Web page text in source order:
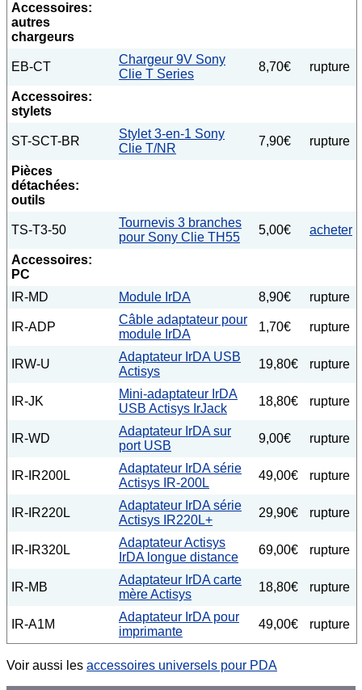
Accessoires:
autres
chargeurs
EB-CT
Chargeur 9V Sony
Clie T Series
8,70€ rupture
Accessoires:
stylets
ST-SCT-BR
Stylet 3-en-1 Sony
Clie T/NR
7,90€ rupture
Pièces
détachées:
outils
TS-T3-50
Tournevis 3 branches
pour Sony Clie TH55
5,00€ acheter
Accessoires:
PC
IR-MD
Module IrDA 8,90€ rupture
IR-ADP
Câble adaptateur pour
module IrDA
1,70€ rupture
IRW-U
Adaptateur IrDA USB
Actisys
19,80€ rupture
IR-JK
Mini-adaptateur IrDA
USB Actisys IrJack
18,80€ rupture
IR-WD
Adaptateur IrDA sur
port USB
9,00€ rupture
IR-IR200L
Adaptateur IrDA série
Actisys IR-200L
49,00€ rupture
IR-IR220L
Adaptateur IrDA série
Actisys IR220L+
29,90€ rupture
IR-IR320L
Adaptateur Actisys
IrDA longue distance
69,00€ rupture
IR-MB
Adaptateur IrDA carte
mère Actisys
18,80€ rupture
IR-A1M
Adaptateur IrDA pour
imprimante
49,00€ rupture
Voir aussi les accessoires universels pour PDA